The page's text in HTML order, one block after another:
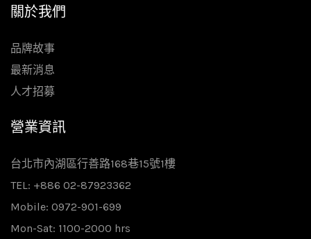
關於我們
品牌故事
最新消息
人才招募
營業資訊
台北市內湖區行善路168巷15號1樓
TEL: +886 02-87923362
Mobile: 0972-901-699
Mon-Sat: 1100-2000 hrs